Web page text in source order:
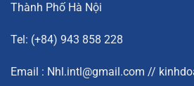
Thành Phố Hà Nội
Tel: (+84) 943 858 228
Email : Nhl.intl@gmail.com //